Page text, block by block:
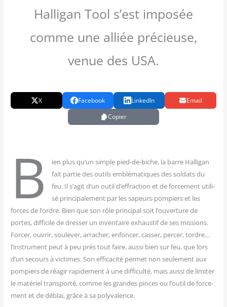
Halligan Tool s’est imposée
comme une alliée précieuse,
venue des USA.
X Facebook LinkedIn
Email
Copier
B
ien plus qu’un simple pied-de-biche, la barre Hal­li­gan
fait par­tie des outils emblé­ma­tiques des sol­dats du
feu. Il s’agit d’un outil d’effraction et de for­ce­ment uti­li­
sé prin­ci­pa­le­ment par les sapeurs-pom­piers et les
forces de l’ordre. Bien que son rôle prin­ci­pal soit l’ouverture de
portes, dif­fi­cile de dres­ser un inven­taire exhaus­tif de ses mis­sions.
For­cer, ouvrir, sou­le­ver, arra­cher, enfon­cer, cas­ser, per­cer, tordre…
l’instrument peut à peu près tout faire, aus­si bien sur feu, que lors
d’un secours à vic­times. Son effi­ca­ci­té per­met non seule­ment aux
pom­piers de réagir rapi­de­ment à une dif­fi­cul­té, mais aus­si de limi­ter
le maté­riel trans­por­té, comme les grandes pinces ou l’outil de for­ce­
ment et de déblai, grâce à sa polyvalence.